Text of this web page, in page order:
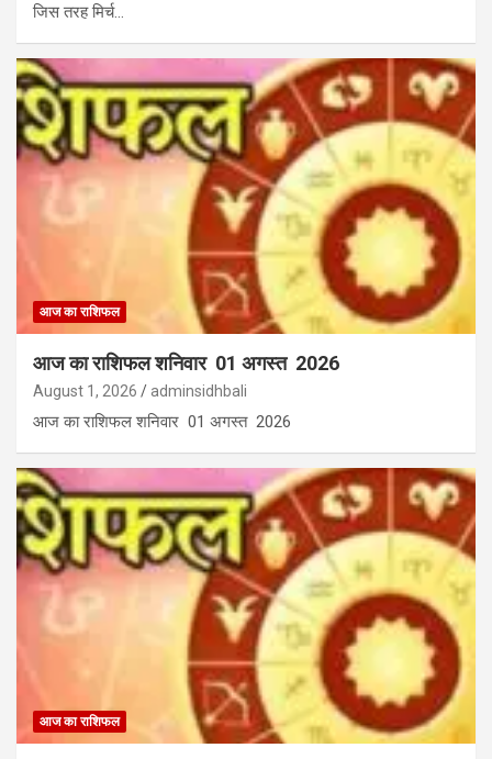
जिस तरह मिर्च…
आज का राशिफल
आज का राशिफल शनिवार 01 अगस्त 2026
August 1, 2026 adminsidhbali
आज का राशिफल शनिवार 01 अगस्त 2026
आज का राशिफल